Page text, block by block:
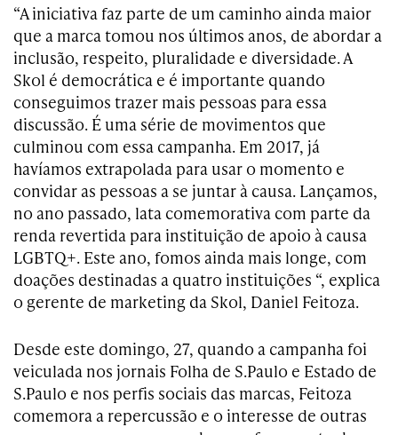
“A iniciativa faz parte de um caminho ainda maior
que a marca tomou nos últimos anos, de abordar a
inclusão, respeito, pluralidade e diversidade. A
Skol é democrática e é importante quando
conseguimos trazer mais pessoas para essa
discussão. É uma série de movimentos que
culminou com essa campanha. Em 2017, já
havíamos extrapolada para usar o momento e
convidar as pessoas a se juntar à causa. Lançamos,
no ano passado, lata comemorativa com parte da
renda revertida para instituição de apoio à causa
LGBTQ+. Este ano, fomos ainda mais longe, com
doações destinadas a quatro instituições “, explica
o gerente de marketing da Skol, Daniel Feitoza.
Desde este domingo, 27, quando a campanha foi
veiculada nos jornais Folha de S.Paulo e Estado de
S.Paulo e nos perfis sociais das marcas, Feitoza
comemora a repercussão e o interesse de outras